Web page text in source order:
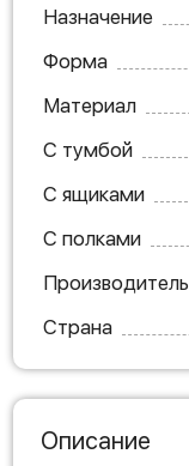
Назначение
Форма
Материал
С тумбой
С ящиками
С полками
Производитель
Страна
Описание